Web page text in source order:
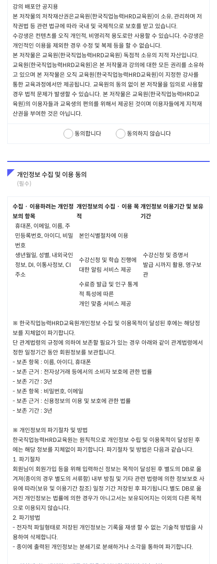
별적인 또는 전체적인 통지의 경우에 이를 준용합니다.
제 3조 약관 외 준칙
이 약관에 명시되지 않은 사항에 대해서는 관계법령, 회사가 정한 서비스의
개별이용약관, 세부이용지침 및 규칙 등의 규정을 따르게 됩니다.
제 4조 용어의 정의
이 약관에서 사용하는 용어의 정의는 다음과 같습니다.
회원 : 사이트에 접속하여 이 약관에 동의함으로써 회사와 서비스 이용
를 발급받은 자를 말합니다.
이용자 ID(이용자고유번호) : 회원 식별과 서비스 이용을 위하여 회원
자임을 확인하고, 회원의 개인정보 보호를 위하여, 회원 자신이 설정, 관
용자 ID, 성명, 주소 등 이용자의 신상에 관련된 정보를 말합니다.
강의 서비스 : 사이트를 통해 제공되는 강의 서비스를 말하며 그 이용
등에 관한 구체적인 사항은 본 약관 제14조에 기술된 바와 같습니다.
제 2 장 서비스 이용 계약
이용계약은 사이트 회원으로 등록하길 희망한 자의 이용신청에 대한 회사의
이용 승낙에 의하여 성립합니다.
제 6조 이용 신청 시 기재 사항
이용 신청 시 사이트의 회원 가입 화면에서 회사가 요청하는 소정의 정보를
온라인 양식의 신청서에 기재하여야 합니다.
제 7조 이용신청의 승낙 등
회사는 회원이 제6조에서 정한 사항을 정확히 기재하고 본 약관에 동
의할 때 서비스의 이용신청을 승낙 합니다.
기술상 서비스 제공이 불가능한 경우
제6조의 기재사항에 허위, 기재누락, 도용, 오기가 있는 경우
다른 사람 명의로 이용신청을 하였을 때
이용 신청자가 이전에 회원자격을 상실한 사실이 있는 경우
회원의 자격에 따라 서비스 이용범위는 세분화 될 수 있습니다.
제 3 장 서비스의 이용
제 8조 서비스의 이용게시
회사는 회원의 이용 신청을 승인한 때부터 서비스를 개시합니다. 단, 유
료 서비스를 포함한 일부 서비스의 경우에는 결제가 완료된 이후 또는
강의 배포안 공지용
본 저작물의 저작재산권은교육원(한국직업능력HRD교육원)이 소유, 관리하며 저
작권법 등 관련 법규에 따라 국내 및 국제적으로 보호를 받고 있습니다.
수강생은 컨텐츠를 오직 개인적, 비영리적 용도로만 사용할 수 있습니다. 수강생은
개인적인 이용을 제외한 경우 수정 및 복제 등을 할 수 없습니다.
본 저작물은 교육원(한국직업능력HRD교육원) 독점적 소유의 지적 자산입니다.
교육원(한국직업능력HRD교육원)은 본 저작물과 강의에 대한 모든 권리를 소유하
고 있으며 본 저작물은 오직 교육원(한국직업능력HRD교육원)이 지정한 강사를
통한 교육과정에서만 제공됩니다. 교육원의 동의 없이 본 저작물을 임의로 사용할
경우 법적 문제가 발생할 수 있습니다. 본 저작물은 교육원(한국직업능력HRD교
육원)의 이용자들과 교육생의 편의를 위해서 제공된 것이며 이용자들에게 지적재
산권을 부여한 것은 아닙니다.
동의합니다 동의하지 않습니다
개인정보 수집 및 이용 동의
(필수)
수집 · 이용하려는 개인정
보의 항목
개인정보의 수집 · 이용 목
적
개인정보 이용기간 및 보유
기간
휴대폰, 이메일, 이름, 주
민등록번호, 아이디, 비밀
번호
본인식별절차에 이용
수강신청 및 증명서
발급 시까지 활용, 영구보
관
생년월일, 성별, 내외국인
정보, DI, 이통사정보, CI
주소
수강신청 및 학습 진행에
대한 알림 서비스 제공
수료증 발급 및 인구 통계
적 특성에 따른
개인 맞춤 서비스 제공
※ 한국직업능력HRD교육원개인정보 수집 및 이용목적이 달성된 후에는 해당정
보를 지체없이 파기합니다.
단 관계법령의 규정에 의하여 보존할 필요가 있는 경우 아래와 같이 관계법령에서
정한 일정기간 동안 회원정보를 보관힙니다.
- 보존 항목 : 이름, 아이디, 휴대폰
- 보존 근거 : 전자상거래 등에서의 소비자 보호에 관한 법률
- 보존 기간 : 3년
- 보존 항목 : 비밀번호, 이메일
- 보존 근거 : 신용정보의 이용 및 보호에 관한 법률
- 보존 기간 : 3년
※ 개인정보의 파기절차 및 방법
한국직업능력HRD교육원는 원칙적으로 개인정보 수립 및 이용목적이 달성된 후
에는 해당 정보를 지체없이 파기합니다. 파기절차 및 방법은 다음과 같습니다.
1. 파기절차
회원님이 회원가입 등을 위해 입력하신 정보는 목적이 달성된 후 별도의 DB로 옮
겨져(종이의 경우 별도의 서류함) 내부 방침 및 기타 관련 법령에 의한 정보보호 사
유에 따라(보유 및 이용기간 참조) 일정 기간 저장된 후 파기됩니다.별도 DB로 옮
겨진 개인정보는 법률에 의한 경우가 아니고서는 보유되어지는 이외의 다른 목적
으로 이용되지 않습니다.
2. 파기방법
- 전자적 파일형태로 저장된 개인정보는 기록을 재생 할 수 없는 기술적 방법을 사
용하여 삭제합니다.
- 종이에 출력된 개인정보는 분쇄기로 분쇄하거나 소각을 통하여 파기합니다.